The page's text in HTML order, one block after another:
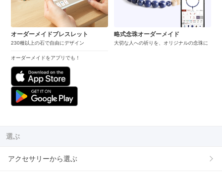
オーダーメイドブレスレット
230種以上の石で自由にデザイン
オーダーメイドをアプリでも！
略式念珠オーダーメイド
大切な人への祈りを、オリジナルの念珠に
選ぶ
アクセサリーから選ぶ